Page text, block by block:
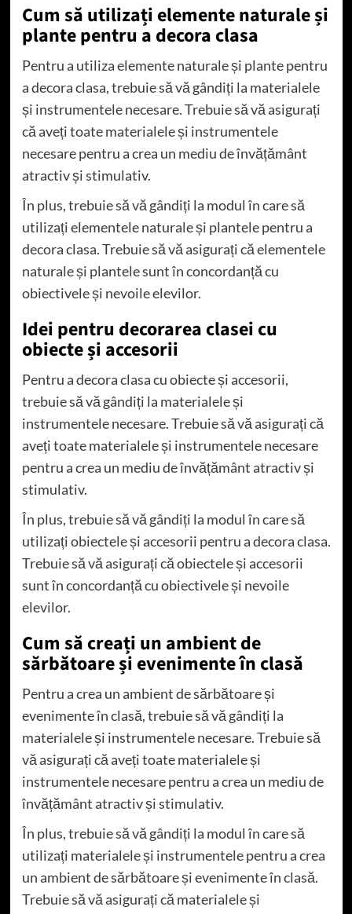
Cum să utilizați elemente naturale și
plante pentru a decora clasa
Pentru a utiliza elemente naturale și plante pentru
a decora clasa, trebuie să vă gândiți la materialele
și instrumentele necesare. Trebuie să vă asigurați
că aveți toate materialele și instrumentele
necesare pentru a crea un mediu de învățământ
atractiv și stimulativ.
În plus, trebuie să vă gândiți la modul în care să
utilizați elementele naturale și plantele pentru a
decora clasa. Trebuie să vă asigurați că elementele
naturale și plantele sunt în concordanță cu
obiectivele și nevoile elevilor.
Idei pentru decorarea clasei cu
obiecte și accesorii
Pentru a decora clasa cu obiecte și accesorii,
trebuie să vă gândiți la materialele și
instrumentele necesare. Trebuie să vă asigurați că
aveți toate materialele și instrumentele necesare
pentru a crea un mediu de învățământ atractiv și
stimulativ.
În plus, trebuie să vă gândiți la modul în care să
utilizați obiectele și accesorii pentru a decora clasa.
Trebuie să vă asigurați că obiectele și accesorii
sunt în concordanță cu obiectivele și nevoile
elevilor.
Cum să creați un ambient de
sărbătoare și evenimente în clasă
Pentru a crea un ambient de sărbătoare și
evenimente în clasă, trebuie să vă gândiți la
materialele și instrumentele necesare. Trebuie să
vă asigurați că aveți toate materialele și
instrumentele necesare pentru a crea un mediu de
învățământ atractiv și stimulativ.
În plus, trebuie să vă gândiți la modul în care să
utilizați materialele și instrumentele pentru a crea
un ambient de sărbătoare și evenimente în clasă.
Trebuie să vă asigurați că materialele și